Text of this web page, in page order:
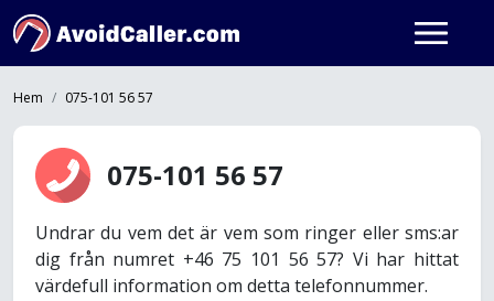
Hem 075-101 56 57
075-101 56 57
Undrar du vem det är vem som ringer eller sms:ar
dig från numret +46 75 101 56 57? Vi har hittat
värdefull information om detta telefonnummer.